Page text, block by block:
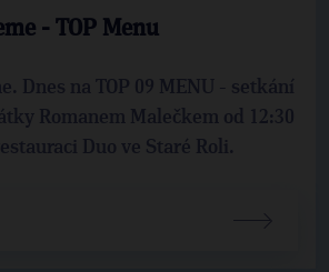
- TOP Menu
Dnes na TOP 09 MENU - setkání
Romanem Malečkem od 12:30
Duo ve Staré Roli.